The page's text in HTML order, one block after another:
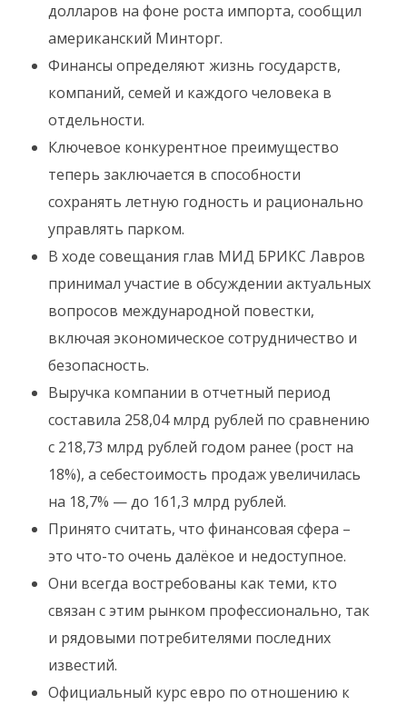
долларов на фоне роста импорта, сообщил
американский Минторг.
Финансы определяют жизнь государств,
компаний, семей и каждого человека в
отдельности.
Ключевое конкурентное преимущество
теперь заключается в способности
сохранять летную годность и рационально
управлять парком.
В ходе совещания глав МИД БРИКС Лавров
принимал участие в обсуждении актуальных
вопросов международной повестки,
включая экономическое сотрудничество и
безопасность.
Выручка компании в отчетный период
составила 258,04 млрд рублей по сравнению
с 218,73 млрд рублей годом ранее (рост на
18%), а себестоимость продаж увеличилась
на 18,7% — до 161,3 млрд рублей.
Принято считать, что финансовая сфера –
это что-то очень далёкое и недоступное.
Они всегда востребованы как теми, кто
связан с этим рынком профессионально, так
и рядовыми потребителями последних
известий.
Официальный курс евро по отношению к